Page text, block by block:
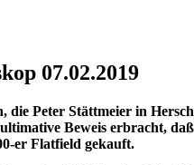
07.02.2019
Peter Stättmeier in
Beweis erbracht, daß
er Flatfield gekauft.